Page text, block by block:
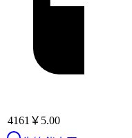
4161 ￥5.00